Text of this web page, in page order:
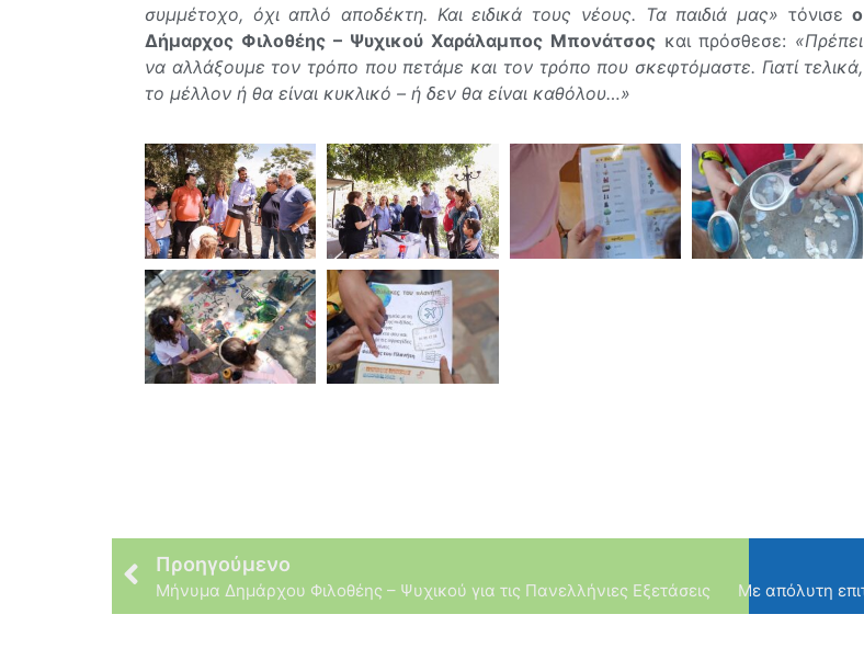
συμμέτοχο, όχι απλό αποδέκτη. Και ειδικά τους νέους. Τα παιδιά μας» τόνισεο
Δήμαρχος Φιλοθέης – Ψυχικού Χαράλαμπος Μπονάτσοςκαι πρόσθεσε: «Πρέπει
να αλλάξουμε τον τρόπο που πετάμε και τον τρόπο που σκεφτόμαστε. Γιατί τελικά,
το μέλλον ή θα είναι κυκλικό – ή δεν θα είναι καθόλου…»
Προηγούμενο
Μήνυμα Δημάρχου Φιλοθέης – Ψυχικού για τις Πανελλήνιες Εξετάσεις